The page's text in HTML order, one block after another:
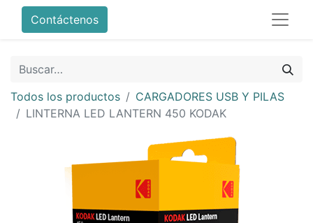
Contáctenos
Todos los productos
CARGADORES USB Y PILAS
LINTERNA LED LANTERN 450 KODAK